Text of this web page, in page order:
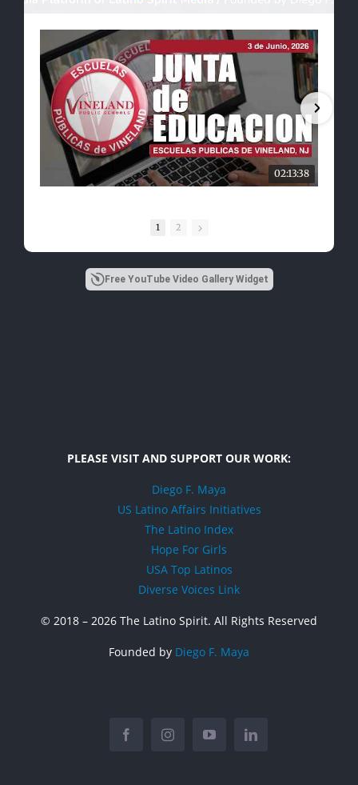
02:13:38
1 2
Free YouTube Video Gallery Widget
PLEASE VISIT AND SUPPORT OUR WORK:
Diego F. Maya
US Latino Affairs Initiatives
The Latino Index
Hope For Girls
USA Top Latinos
Diverse Voices Link
© 2018 – 2026 The Latino Spirit. All Rights Reserved
Founded by Diego F. Maya
FacebookInstagramYouTubeLinkedIn